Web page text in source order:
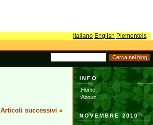
Italiano English Piemonteis
Articoli successivi »
INFO
:Home:
:About:
NOVEMBRE 2010